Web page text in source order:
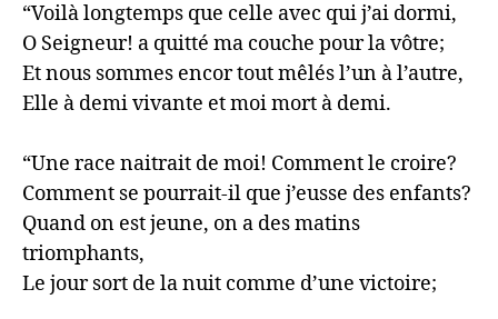
“Voilà longtemps que celle avec qui j’ai dormi,
O Seigneur! a quitté ma couche pour la vôtre;
Et nous sommes encor tout mêlés l’un à l’autre,
Elle à demi vivante et moi mort à demi.
“Une race naitrait de moi! Comment le croire?
Comment se pourrait-il que j’eusse des enfants?
Quand on est jeune, on a des matins
triomphants,
Le jour sort de la nuit comme d’une victoire;